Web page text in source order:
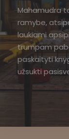
Mahamudra
ramybe,
laukiami
trumpam
paskaityti
užsukti